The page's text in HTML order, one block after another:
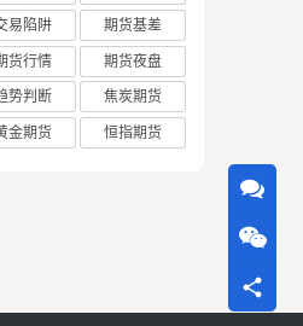
易陷阱
期货基差
货行情
期货夜盘
势判断
焦炭期货
金期货 恒指期货